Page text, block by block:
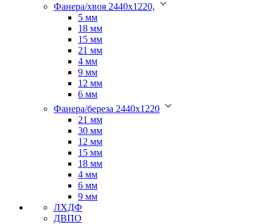
Фанера/хвоя 2440х1220,
5 мм
18 мм
15 мм
21 мм
4 мм
9 мм
12 мм
6 мм
Фанера/береза 2440х1220
21 мм
30 мм
12 мм
15 мм
18 мм
4 мм
6 мм
9 мм
ЛХДФ
ДВПО